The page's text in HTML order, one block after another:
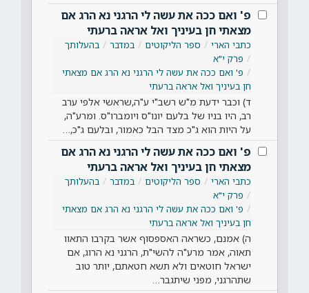
פ' ואם ככה את עשה לי הרגני נא הרג אם
מצאתי חן בעיניך ואל אראה ברעתי
כתבי הארי ספר הליקוטים במדבר
בהעלותך
פרק י"א
פ' ואם ככה את עשה לי הרגני נא הרג אם מצאתי
חן בעיניך ואל אראה ברעתי
ד) וכבר ידעת מ"ש רשב"י ע"ה,שראשי אלפי ערב
רב, היו בניו של בלעם יונו"ס ויומברו"ס. ומרע"ה,
על היות הוא ג"כ מצד הבל כאמור, ובלעם ג"כ,…
פ' ואם ככה את עשה לי הרגני נא הרג אם
מצאתי חן בעיניך ואל אראה ברעתי
כתבי הארי ספר הליקוטים במדבר
בהעלותך
פרק י"א
פ' ואם ככה את עשה לי הרגני נא הרג אם מצאתי
חן בעיניך ואל אראה ברעתי
ה) אמנם, כשראה האספסוף אשר בקרבו התאוו
תאוה, אמר מרע"ה להשי"ת, הרגני נא הרוג, אם
ישראל חוטאים ולא תשא חטאתם, יותר טוב
שתהרגני, מפני שיתגבר…